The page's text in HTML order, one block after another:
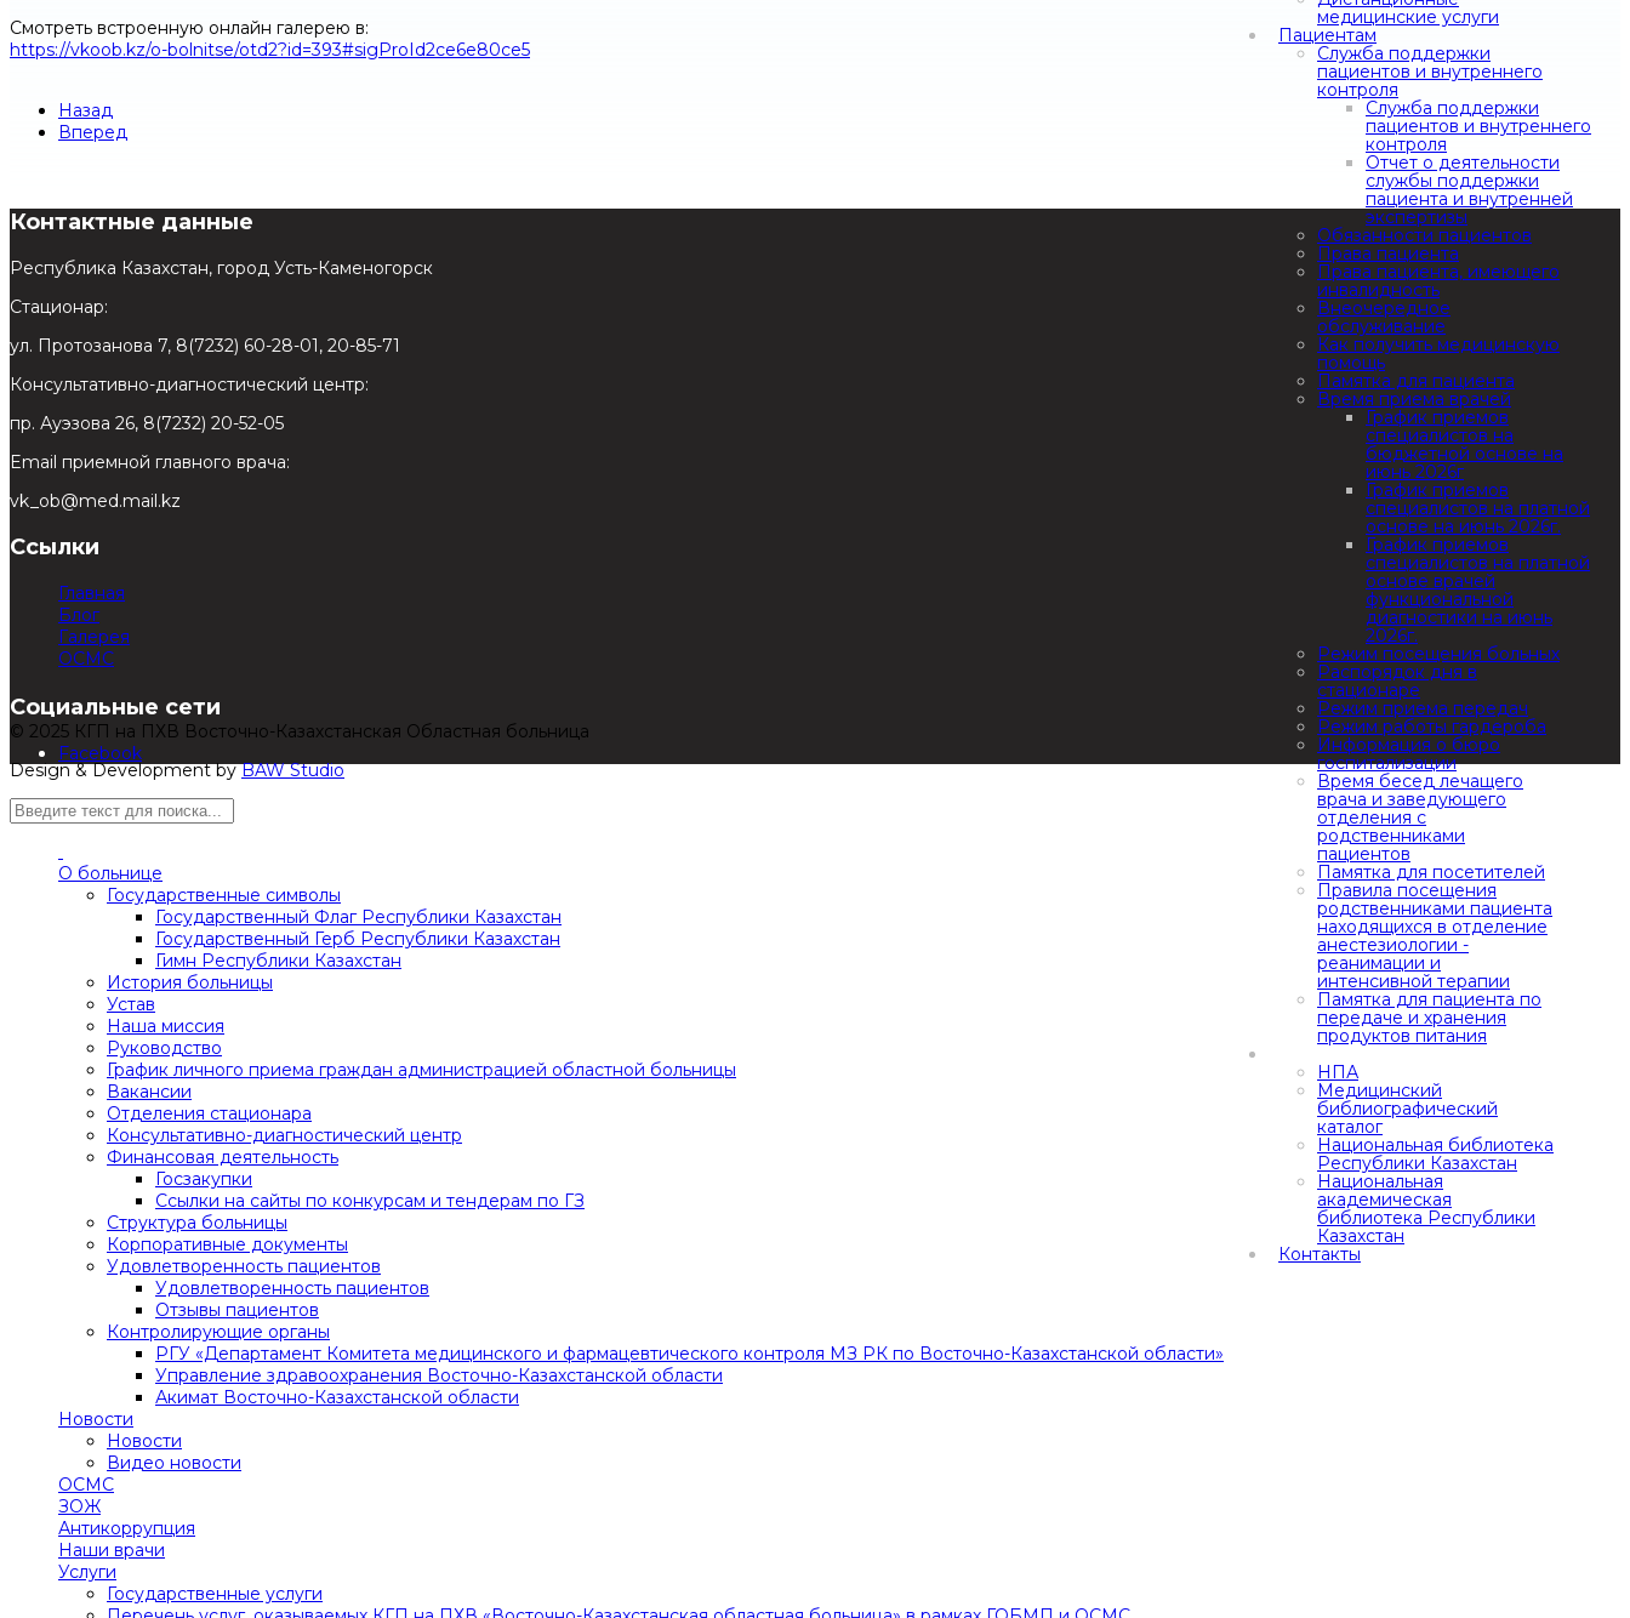
медицинские услуги
Пациентам
Служба поддержки
пациентов и внутреннего
контроля
Служба поддержки
пациентов и внутреннего
контроля
Отчет о деятельности
службы поддержки
пациента и внутренней
экспертизы
Обязанности пациентов
Права пациента
Права пациента, имеющего
инвалидность
Внеочередное
обслуживание
Как получить медицинскую
помощь
Памятка для пациента
Время приема врачей
График приемов
специалистов на
бюджетной основе на
июнь 2026г
График приемов
специалистов на платной
основе на июнь 2026г.
График приемов
специалистов на платной
основе врачей
функциональной
диагностики на июнь
2026г.
Режим посещения больных
Распорядок дня в
стационаре
Режим приема передач
Режим работы гардероба
Информация о бюро
госпитализации
Время бесед лечащего
врача и заведующего
отделения с
родственниками
пациентов
Памятка для посетителей
Правила посещения
родственниками пациента
находящихся в отделение
анестезиологии -
реанимации и
интенсивной терапии
Памятка для пациента по
передаче и хранения
продуктов питания
НПА
Медицинский
библиографический
каталог
Национальная библиотека
Республики Казахстан
Национальная
академическая
библиотека Республики
Казахстан
Контакты
Смотреть встроенную онлайн галерею в:
https://vkoob.kz/o-bolnitse/otd2?id=393#sigProId2ce6e80ce5
Назад
Вперед
Контактные данные
Республика Казахстан, город Усть-Каменогорск
Стационар:
ул. Протозанова 7, 8(7232) 60-28-01, 20-85-71
Консультативно-диагностический центр:
пр. Ауэзова 26, 8(7232) 20-52-05
Email приемной главного врача:
vk_ob@med.mail.kz
Ссылки
Главная
Блог
Галерея
ОСМС
Социальные сети
Facebook
© 2025 КГП на ПХВ Восточно-Казахстанская Областная больница
Design & Development byBAW Studio
О больнице
Государственные символы
Государственный Флаг Республики Казахстан
Государственный Герб Республики Казахстан
Гимн Республики Казахстан
История больницы
Устав
Наша миссия
Руководство
График личного приема граждан администрацией областной больницы
Вакансии
Отделения стационара
Консультативно-диагностический центр
Финансовая деятельность
Госзакупки
Ссылки на сайты по конкурсам и тендерам по ГЗ
Структура больницы
Корпоративные документы
Удовлетворенность пациентов
Удовлетворенность пациентов
Отзывы пациентов
Контролирующие органы
РГУ «Департамент Комитета медицинского и фармацевтического контроля МЗ РК по Восточно-Казахстанской области»
Управление здравоохранения Восточно-Казахстанской области
Акимат Восточно-Казахстанской области
Новости
Новости
Видео новости
ОСМС
ЗОЖ
Антикоррупция
Наши врачи
Услуги
Государственные услуги